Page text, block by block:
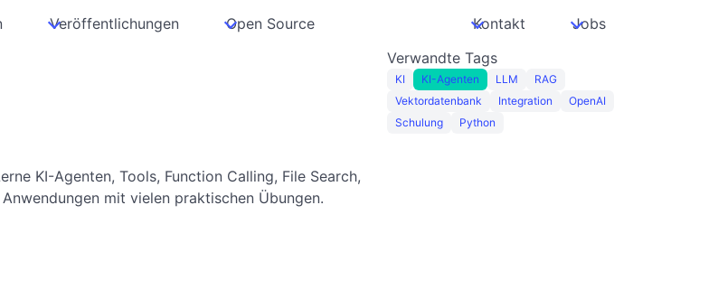
Veröffentlichungen Open Source Kontakt Jobs
KI-Agenten, Tools, Function Calling, File Search,
mit vielen praktischen Übungen.
Verwandte Tags
KI KI-Agenten LLM
RAG
Vektordatenbank
Integration
OpenAI
Schulung
Python